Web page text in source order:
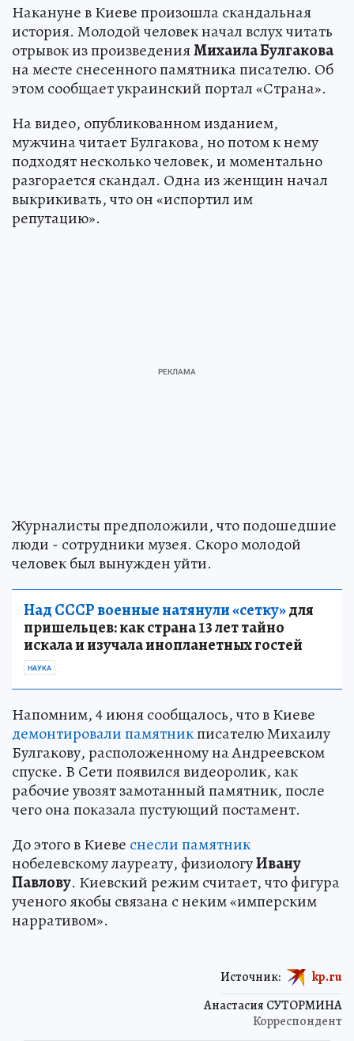
Накануне в Киеве произошла скандальная
история. Молодой человек начал вслух читать
отрывок из произведенияМихаила Булгакова
на месте снесенного памятника писателю. Об
этом сообщает украинский портал «Страна».
На видео, опубликованном изданием,
мужчина читает Булгакова, но потом к нему
подходят несколько человек, и моментально
разгорается скандал. Одна из женщин начал
выкрикивать, что он «испортил им
репутацию».
Журналисты предположили, что подошедшие
люди - сотрудники музея. Скоро молодой
человек был вынужден уйти.
Над СССР военные натянули «сетку»для
пришельцев: как страна 13 лет тайно
искала и изучала инопланетных гостей
НАУКА
Напомним, 4 июня сообщалось, что в Киеве
демонтировали памятникписателю Михаилу
Булгакову, расположенному на Андреевском
спуске. В Сети появился видеоролик, как
рабочие увозят замотанный памятник, после
чего она показала пустующий постамент.
До этого в Киеве снесли памятник
нобелевскому лауреату, физиологуИвану
Павлову. Киевский режим считает, что фигура
ученого якобы связана с неким «имперским
нарративом».
Анастасия СУТОРМИНА
Корреспондент
Источник: kp.ru